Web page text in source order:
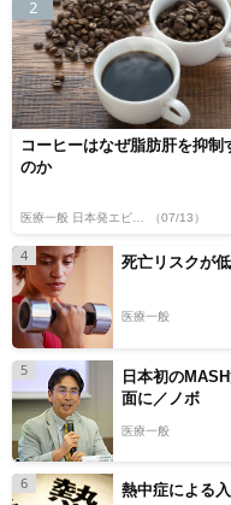
2
コーヒーはなぜ脂肪肝を抑制
のか
医療一般 日本発エビデンス （07/13）
4 死亡リスクが
医療一般
5
日本初の
面に／ノボ
医療一般
6 熱中症による